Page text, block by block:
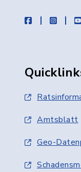
facebook
Amtsblatt
Geo-